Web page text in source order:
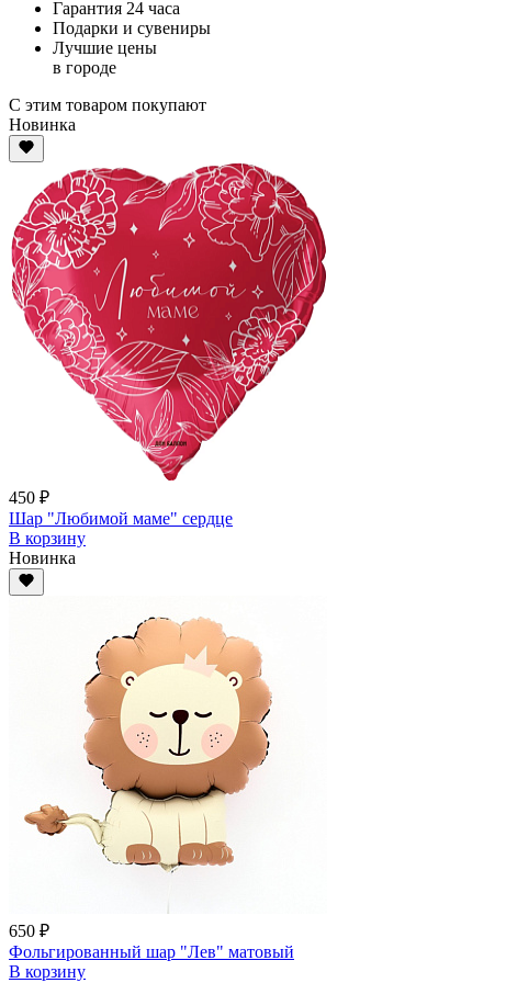
Гарантия 24 часа
Подарки и сувениры
Лучшие цены
в городе
С этим товаром покупают
Новинка
450 ₽
Шар "Любимой маме" сердце
В корзину
Новинка
650 ₽
Фольгированный шар "Лев" матовый
В корзину